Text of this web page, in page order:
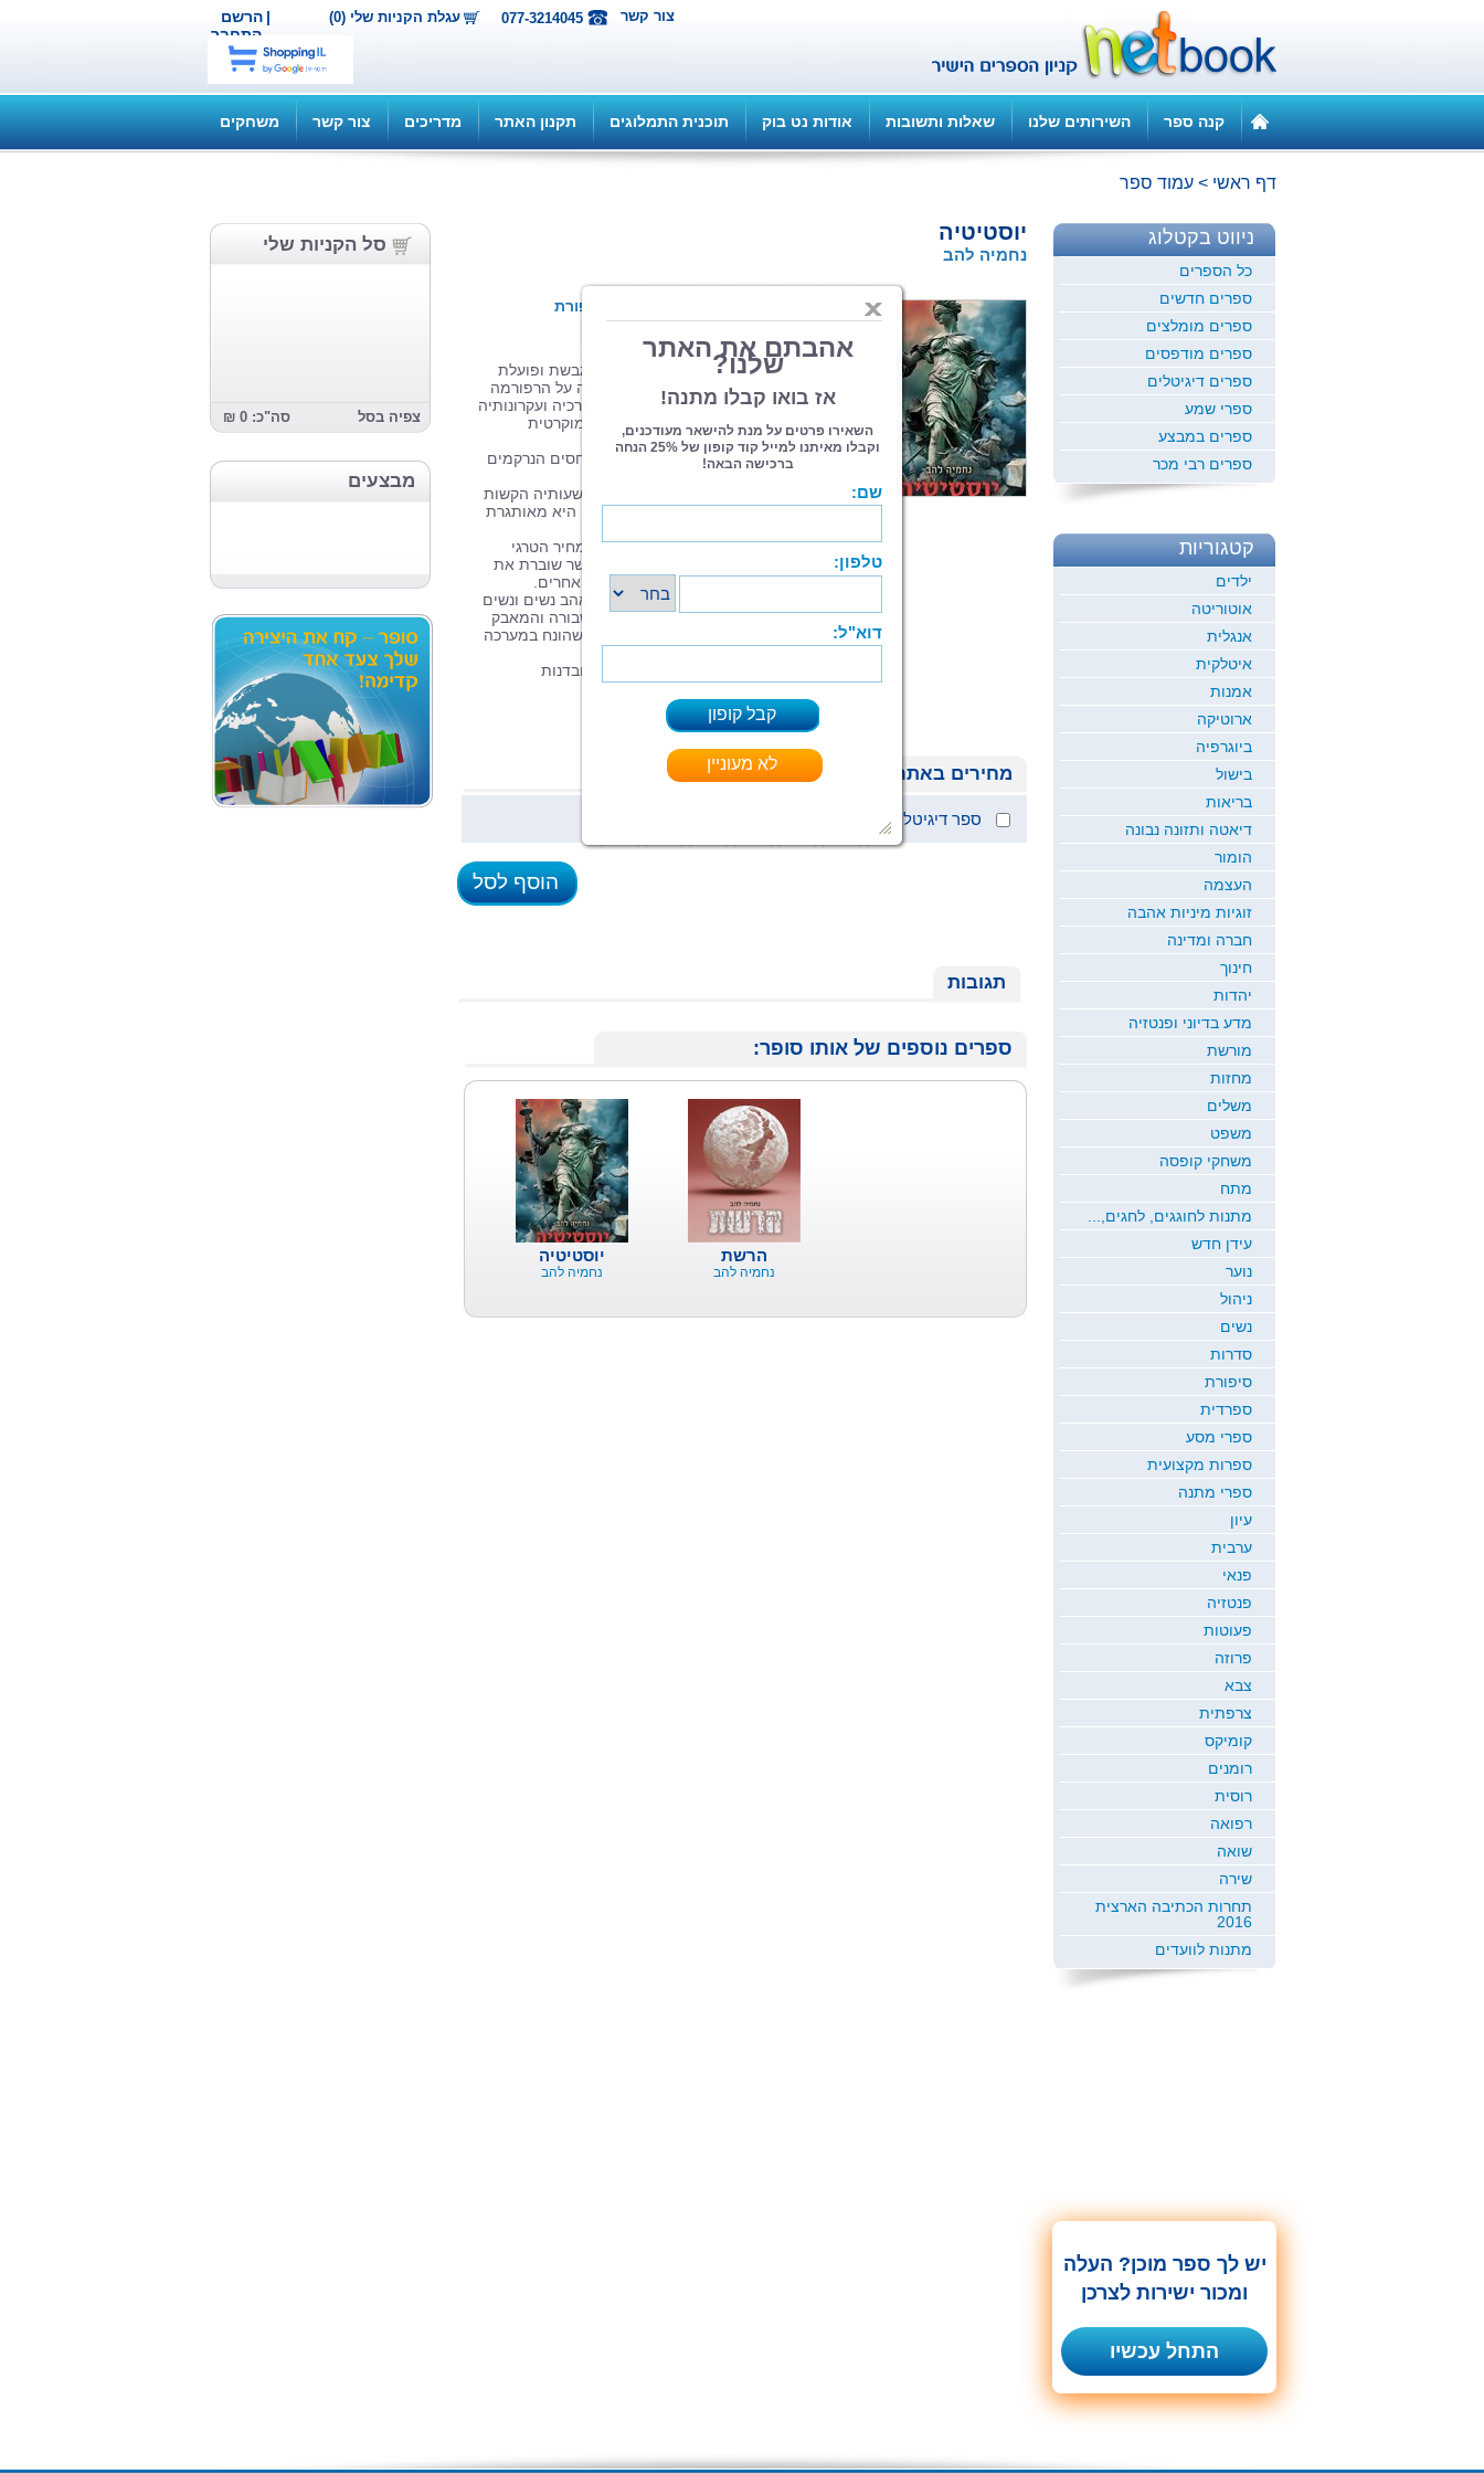
הרשם |
התחבר
עגלת הקניות שלי (0) 077-3214045 צור קשר
קנה ספר השירותים שלנו שאלות ותשובות אודות נט בוק תוכנית התמלוגים תקנון האתר מדריכים צור קשר משחקים
דף ראשי > עמוד ספר
סל הקניות שלי
צפיה בסל סה"כ: 0 ₪
מבצעים
יוסטיטיה
נחמיה להב
| תחום: סיפורת
זהו סיפורה של קבוצה אקטיביסטית המתגבשת ופועלת
בתוך תנועות המחאה שקמו לאחר ההכרזה על הרפורמה
המשפטית והאיום הפוליטי המתרגש על ערכיה ועקרונותיה
של הדמוקרטיה הישראלית כמדינת חוק דמוקרטית
וליברלית.
סיפורה של הקבוצה על שלל דמויותיה, היחסים הנרקמים
זהו סיפורה של המדינה, המצויה באחת משעותיה הקשות
בתולדותיה, כאשר בעת מלחמה על קיומה היא מאותגרת
זהו סיפורם של האנשים המשלמים את המחיר הטרגי
במצבי קיצון של אלימות, הרס ומלחמה אשר שוברת את
נפשם של אחדים וגם בונה את חוסנם של אחרים.
הספר מספר את סיפורו של וילי, האיש שאהב נשים ונשים
אהבו אותו. זהו סיפורה של "יוסטיטיה" השבורה והמאבק
שעדיין לא נגמר על תיקונה. האם האקדח שהונח במערכה
אזהרת קריאה: אלימות, אלימות מינית, אובדנות
מחירים באתר
ספר דיגיטלי (ePub)
הוסף לסל
תגובות
ספרים נוספים של אותו סופר:
יוסטיטיה
נחמיה להב
הרשת
נחמיה להב
ניווט בקטלוג
כל הספרים
ספרים חדשים
ספרים מומלצים
ספרים מודפסים
ספרים דיגיטלים
ספרי שמע
ספרים במבצע
ספרים רבי מכר
קטגוריות
ילדים
אוטוריטה
אנגלית
איטלקית
אמנות
ארוטיקה
ביוגרפיה
בישול
בריאות
דיאטה ותזונה נבונה
הומור
העצמה
זוגיות מיניות אהבה
חברה ומדינה
חינוך
יהדות
מדע בדיוני ופנטזיה
מורשת
מחזות
משלים
משפט
משחקי קופסה
מתח
מתנות לחוגגים, לחגים,...
עידן חדש
נוער
ניהול
נשים
סדרות
סיפורת
ספרדית
ספרי מסע
ספרות מקצועית
ספרי מתנה
עיון
ערבית
פנאי
פנטזיה
פעוטות
פרוזה
צבא
צרפתית
קומיקס
רומנים
רוסית
רפואה
שואה
שירה
תחרות הכתיבה הארצית
2016
מתנות לוועדים
יש לך ספר מוכן? העלה
ומכור ישירות לצרכן
התחל עכשיו